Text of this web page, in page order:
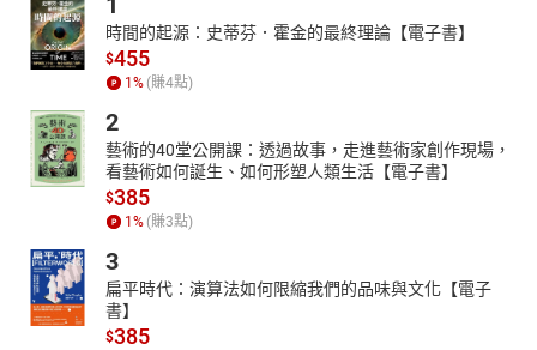
時間的起源：史蒂芬．霍金的最終理論【電子書】
$455
1 % (賺4點)
2
藝術的40堂公開課：透過故事，走進藝術家創作現場，
看藝術如何誕生、如何形塑人類生活【電子書】
$385
1 % (賺3點)
3
扁平時代：演算法如何限縮我們的品味與文化【電子
書】
$385